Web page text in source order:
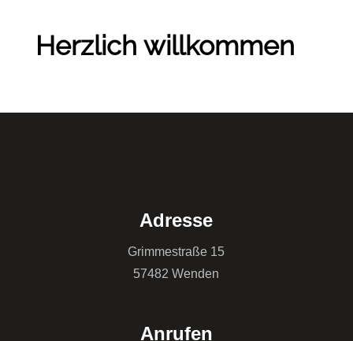
Herzlich willkommen
Adresse
Grimmestraße 15
57482 Wenden
Anrufen